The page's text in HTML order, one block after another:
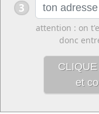
3
attention : on
donc
et